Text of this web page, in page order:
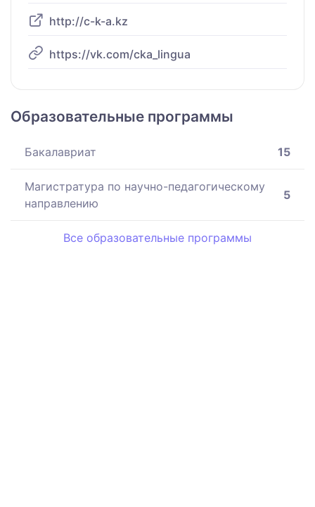
http://c-k-a.kz
https://vk.com/cka_lingua
Образовательные программы
Бакалавриат 15
Магистратура по научно-педагогическому
направлению
5
Все образовательные программы